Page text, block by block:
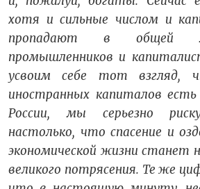
хотя и сильные числом и
пропадают в общей
промышленников и
усвоим себе тот взгляд,
иностранных капиталов есть
Рос­сии, мы серьезно
настолько, что спасение и
экономической жизни станет
великого потрясения. Те же